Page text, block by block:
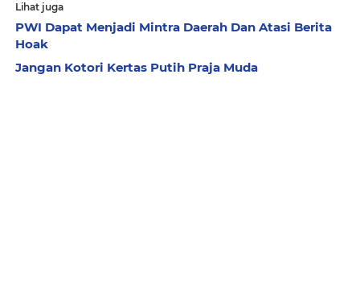
Lihat juga
PWI Dapat Menjadi Mintra Daerah Dan Atasi Berita
Hoak
Jangan Kotori Kertas Putih Praja Muda